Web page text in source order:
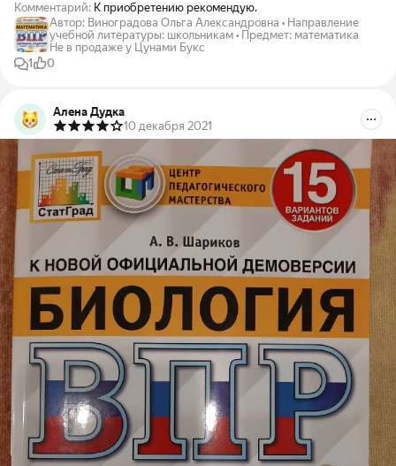
Комментарий: К приобретению рекомендую.
Автор: Виноградова Ольга Александровна • Направление
учебной литературы: школьникам • Предмет: математика
Не в продаже у Цунами Букс
1
0
Алена Дудка
10 декабря 2021